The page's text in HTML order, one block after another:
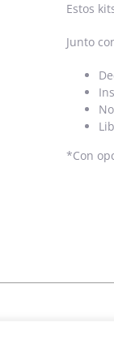
Estos
Junto
*Con